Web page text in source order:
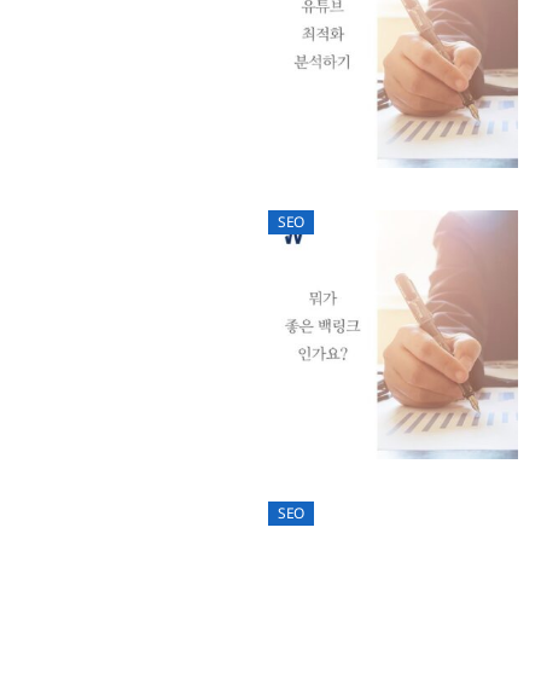
SEO
SEO